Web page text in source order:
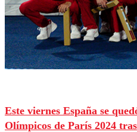
Este viernes España se
Olímpicos de París 2024